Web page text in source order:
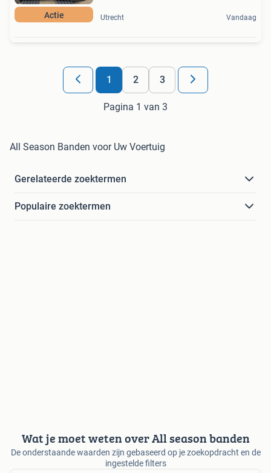
Actie Utrecht Vandaag
1 2 3
Pagina 1 van 3
All Season Banden voor Uw Voertuig
Gerelateerde zoektermen
Populaire zoektermen
Wat je moet weten over All season banden
De onderstaande waarden zijn gebaseerd op je zoekopdracht en de
ingestelde filters